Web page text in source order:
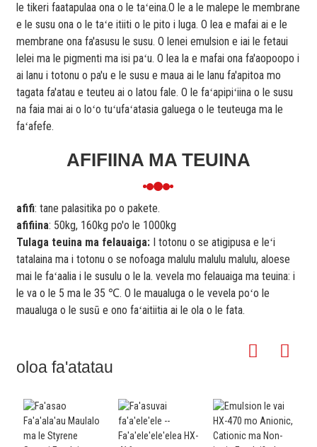
le tikeri faatapulaa ona o le taʻeina.O le a le malepe le membrane
e le susu ona o le taʻe itiiti o le pito i luga. O lea e mafai ai e le
membrane ona fa'asusu le susu. O lenei emulsion e iai le fetaui
lelei ma le pigmenti ma isi paʻu. O lea la e mafai ona fa'aopoopo i
ai lanu i totonu o pa'u e le susu e maua ai le lanu fa'apitoa mo
tagata fa'atau e teuteu ai o latou fale. O le faʻapipiʻiina o le susu
na faia mai ai o loʻo tuʻufaʻatasia galuega o le teuteuga ma le
faʻafefe.
AFIFIINA MA TEUINA
afifi: tane palasitika po o pakete.
afifiina: 50kg, 160kg po'o le 1000kg
Tulaga teuina ma felauaiga:I totonu o se atigipusa e leʻi
tatalaina ma i totonu o se nofoaga malulu malulu malulu, aloese
mai le faʻaalia i le susulu o le la. vevela mo felauaiga ma teuina: i
le va o le 5 ma le 35 ℃. O le maualuga o le vevela poʻo le
maualuga o le susū e ono faʻaitiitia ai le ola o le fata.
oloa fa'atatau